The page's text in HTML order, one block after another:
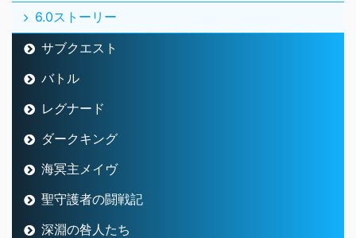
6.0ストーリー
サブクエスト
バトル
レグナード
ダークキング
海冥主メイヴ
聖守護者の闘戦記
深淵の咎人たち